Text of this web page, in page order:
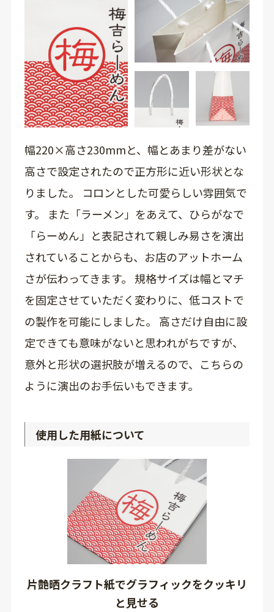
幅220×高さ230mmと、幅とあまり差がない
高さで設定されたので正方形に近い形状とな
りました。 コロンとした可愛らしい雰囲気で
す。 また「ラーメン」をあえて、ひらがなで
「らーめん」と表記されて親しみ易さを演出
されていることからも、お店のアットホーム
さが伝わってきます。 規格サイズは幅とマチ
を固定させていただく変わりに、低コストで
の製作を可能にしました。 高さだけ自由に設
定できても意味がないと思われがちですが、
意外と形状の選択肢が増えるので、こちらの
ように演出のお手伝いもできます。
使用した用紙について
片艶晒クラフト紙でグラフィックをクッキリ
と見せる